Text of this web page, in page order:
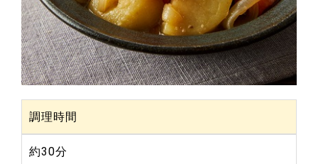
調理時間
約30分